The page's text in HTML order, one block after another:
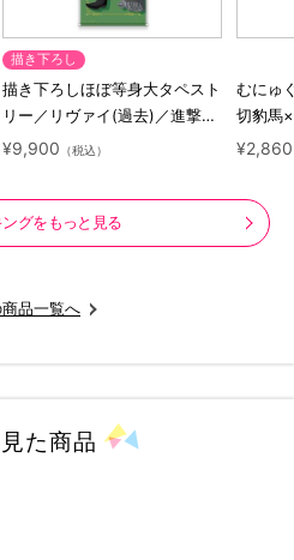
描き下ろし
描き下ろしほぼ等身大タペスト
リー／リヴァイ(過去)／進撃の
巨人 10 Years Journey
¥9,900 （税込）
むにゅ
切豹馬
ロック
¥2,860
ングをもっと見る
品一覧へ
た商品